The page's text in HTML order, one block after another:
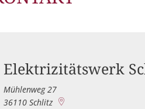
Elektrizitätswerk
Mühlenweg 27
36110 Schlitz